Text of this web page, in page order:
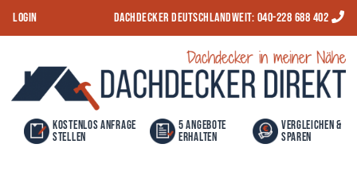
k
LOGIN Dachdecker Deutschlandweit: 040-228 688 402
Dachdeckerdirekt
Kostenlos Anfrage
stellen
5 Angebote
erhalten
Vergleichen &
Sparen